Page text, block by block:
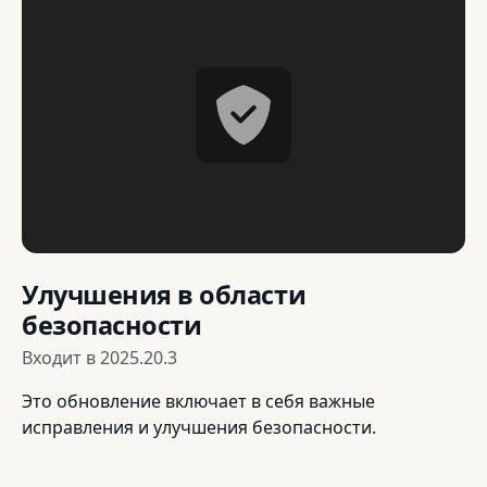
Улучшения в области
безопасности
Входит в2025.20.3
Это обновление включает в себя важные
исправления и улучшения безопасности.